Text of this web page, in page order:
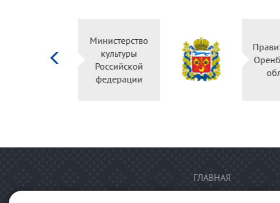
Министерство
культуры
Российской
федерации
ГЛАВНАЯ